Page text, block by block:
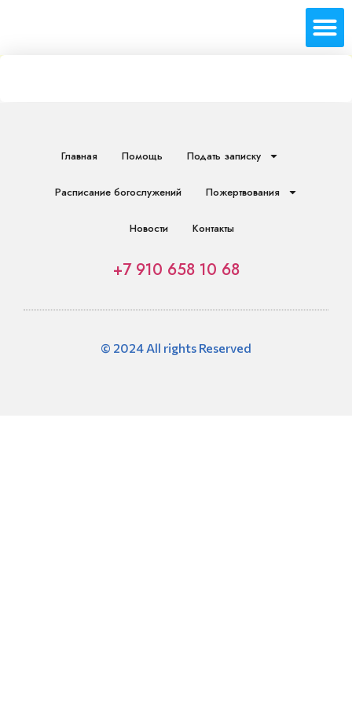
Главная Помощь Подать записку
Расписание богослужений Пожертвования
Новости Контакты
+7 910 658 10 68
© 2024 All rights Reserved